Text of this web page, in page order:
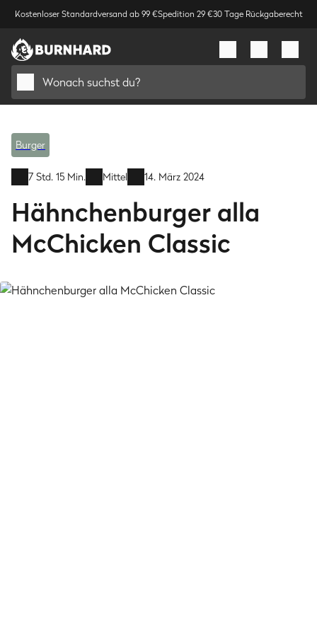
Kostenloser Standardversand ab 99 €Spedition 29 €30 Tage Rückgaberecht
Wonach suchst du?
Burger
7 Std. 15 Min. Mittel 14. März 2024
Hähnchenburger alla
McChicken Classic